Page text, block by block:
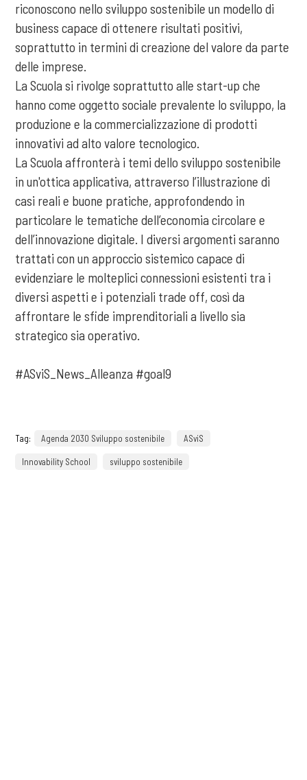
riconoscono nello sviluppo sostenibile un modello di
business capace di ottenere risultati positivi,
soprattutto in termini di creazione del valore da parte
delle imprese.
La Scuola si rivolge soprattutto alle start-up che
hanno come oggetto sociale prevalente lo sviluppo, la
produzione e la commercializ­zazione di prodotti
innovativi ad alto valore tecnologico.
La Scuola affronterà i temi dello sviluppo sostenibile
in un'ottica applicativa, attraverso l’illustrazione di
casi reali e buone pratiche, approfondendo in
particolare le tematiche dell’economia circolare e
dell’innovazione digitale. I diversi argomenti saranno
trattati con un approccio sistemico capace di
evidenziare le molteplici connessioni esistenti tra i
diversi aspetti e i potenziali trade off, così da
affrontare le sfide imprenditoriali a livello sia
strategico sia operativo.
#ASviS_News_Alleanza #goal9
Tag: Agenda 2030 Sviluppo sostenibile ASviS
Innovability School sviluppo sostenibile